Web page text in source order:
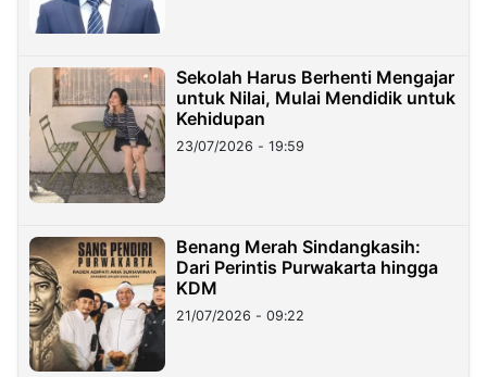
Sekolah Harus Berhenti Mengajar
untuk Nilai, Mulai Mendidik untuk
Kehidupan
23/07/2026 - 19:59
Benang Merah Sindangkasih:
Dari Perintis Purwakarta hingga
KDM
21/07/2026 - 09:22